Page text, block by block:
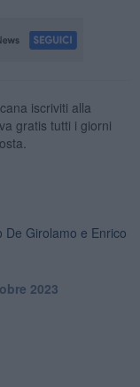
iscriviti alla
gratis tutti i giorni
De Girolamo e Enrico
2023